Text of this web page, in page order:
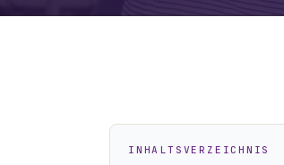
INHALTSVERZEICHNIS